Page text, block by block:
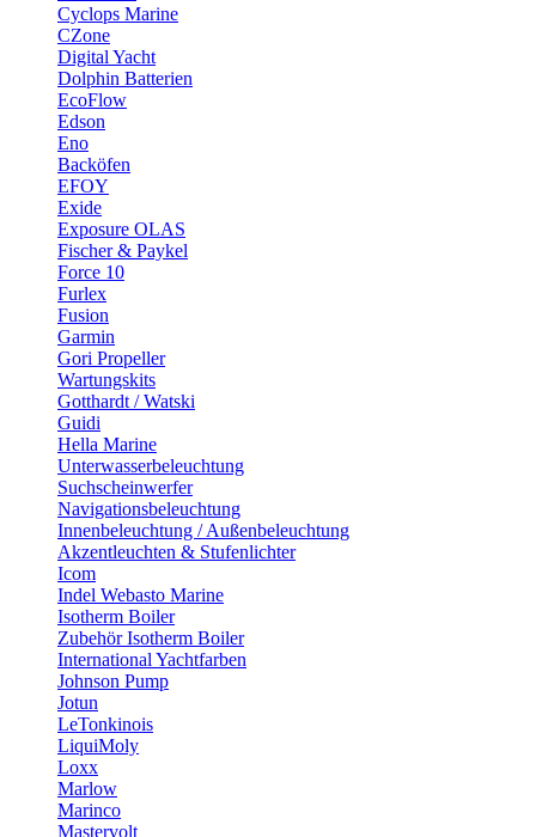
Cyclops Marine
CZone
Digital Yacht
Dolphin Batterien
EcoFlow
Edson
Eno
Backöfen
EFOY
Exide
Exposure OLAS
Fischer & Paykel
Force 10
Furlex
Fusion
Garmin
Gori Propeller
Wartungskits
Gotthardt / Watski
Guidi
Hella Marine
Unterwasserbeleuchtung
Suchscheinwerfer
Navigationsbeleuchtung
Innenbeleuchtung / Außenbeleuchtung
Akzentleuchten & Stufenlichter
Icom
Indel Webasto Marine
Isotherm Boiler
Zubehör Isotherm Boiler
International Yachtfarben
Johnson Pump
Jotun
LeTonkinois
LiquiMoly
Loxx
Marlow
Marinco
Mastervolt